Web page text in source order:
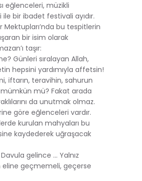
eğlenceleri, müzikli
bir ibadet festivali ayıdır.
Mektupları’nda bu tespitlerin
bir isim olarak
taşır:
Günleri sıralayan Allah,
hepsini yardımıyla affetsin!
iftarın, teravihin, sahurun
mü? Fakat arada
da unutmak olmaz.
göre eğlenceleri vardır.
kurulan mahyaları bu
kaydederek uğraşacak
gelince … Yalnız
geçmemeli, geçerse